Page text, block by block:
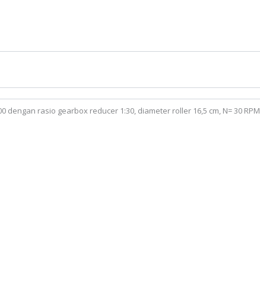
rasio gearbox reducer 1:30, diameter roller 16,5 cm, N= 30 RPM